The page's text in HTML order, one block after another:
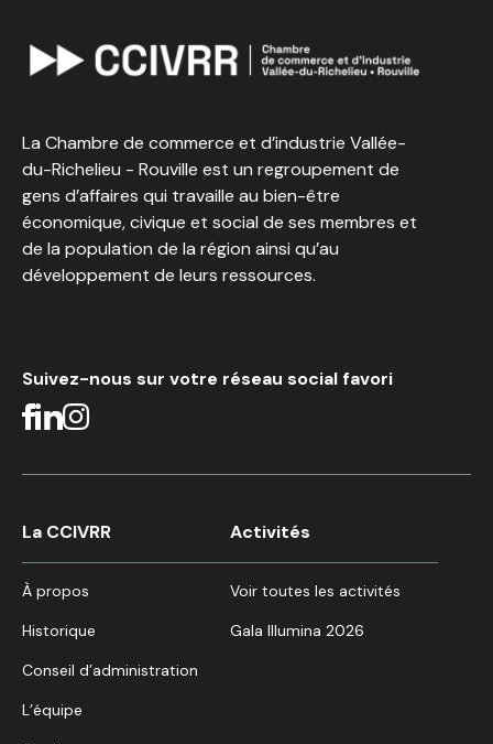
La Chambre de commerce et d’industrie Vallée-
du-Richelieu - Rouville est un regroupement de
gens d’affaires qui travaille au bien-être
économique, civique et social de ses membres et
de la population de la région ainsi qu’au
développement de leurs ressources.
Suivez-nous sur votre réseau social favori
La CCIVRR
À propos
Historique
Conseil d’administration
L’équipe
Activités
Voir toutes les activités
Gala Illumina 2026